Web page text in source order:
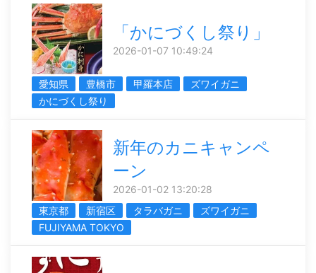
「かにづくし祭り」
2026-01-07 10:49:24
愛知県 豊橋市 甲羅本店
ズワイガニ
かにづくし祭り
新年のカニキャンペ
ーン
2026-01-02 13:20:28
東京都
新宿区 タラバガニ
ズワイガニ
FUJIYAMA TOKYO